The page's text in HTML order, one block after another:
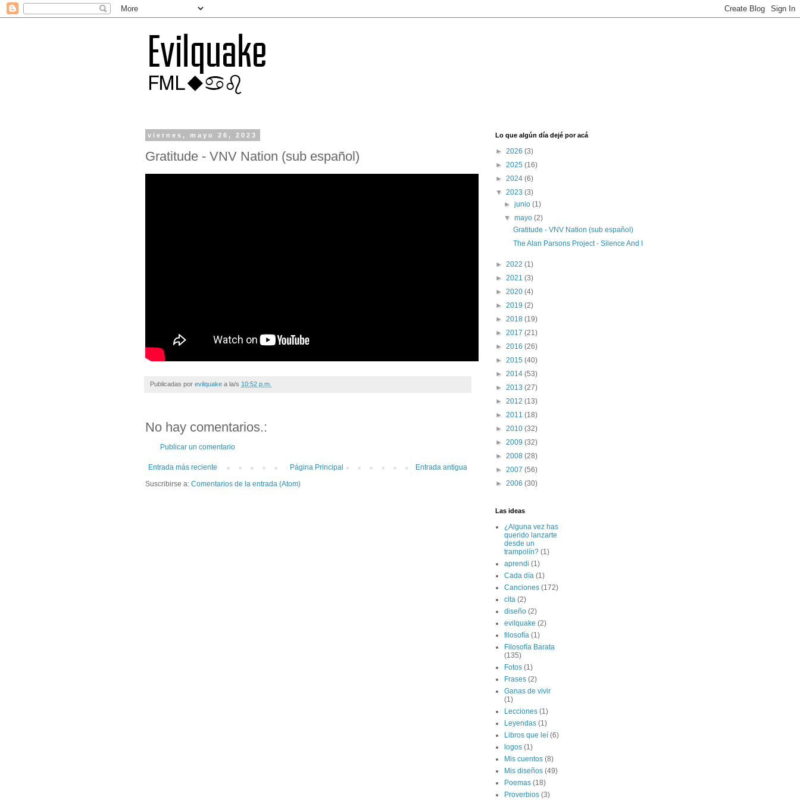
viernes, mayo 26, 2023
Gratitude - VNV Nation (sub español)
Publicadas por evilquake a la/s 10:52 p.m.
No hay comentarios.:
Publicar un comentario
Entrada más reciente Entrada antigua
Página Principal
Suscribirse a: Comentarios de la entrada (Atom)
Lo que algún día dejé por acá
► 2026 (3)
► 2025 (16)
► 2024 (6)
▼ 2023 (3)
►junio(1)
▼mayo(2)
Gratitude - VNV Nation (sub español)
The Alan Parsons Project - Silence And I
► 2022 (1)
► 2021 (3)
► 2020 (4)
► 2019 (2)
► 2018 (19)
► 2017 (21)
► 2016 (26)
► 2015 (40)
► 2014 (53)
► 2013 (27)
► 2012 (13)
► 2011 (18)
► 2010 (32)
► 2009 (32)
► 2008 (28)
► 2007 (56)
► 2006 (30)
Las ideas
¿Alguna vez has
querido lanzarte
desde un
trampolín? (1)
aprendi (1)
Cada día (1)
Canciones (172)
cita (2)
diseño (2)
evilquake (2)
filosofía (1)
Filosofía Barata
(135)
Fotos (1)
Frases (2)
Ganas de vivir
(1)
Lecciones (1)
Leyendas (1)
Libros que leí (6)
logos (1)
Mis cuentos (8)
Mis diseños (49)
Poemas (18)
Proverbios (3)